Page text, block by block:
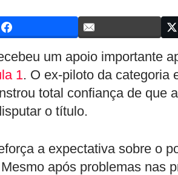
um apoio importante
1. O ex-piloto da categoria
total confiança de que
o título.
a expectativa sobre o
após problemas nas